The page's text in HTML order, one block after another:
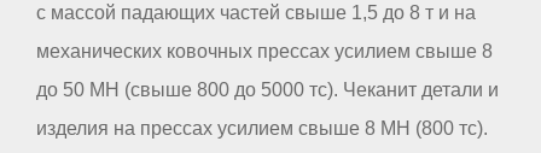
с массой падающих частей свыше 1,5 до 8 т и на
механических ковочных прессах усилием свыше 8
до 50 МН (свыше 800 до 5000 тс). Чеканит детали и
изделия на прессах усилием свыше 8 МН (800 тс).